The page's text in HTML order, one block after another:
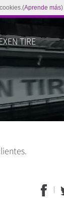
Aprende más)
TIRE